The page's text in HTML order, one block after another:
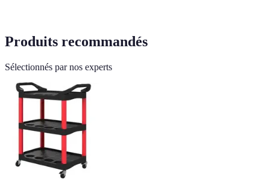
Produits recommandés
Sélectionnés par nos experts